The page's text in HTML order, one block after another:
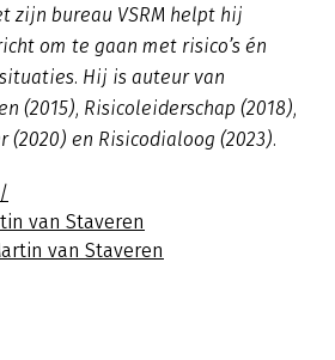
zijn bureau VSRM helpt hij
om te gaan met risico’s én
Hij is auteur van
(2015), Risicoleiderschap (2018),
(2020) en Risicodialoog (2023).
van Staveren
van Staveren